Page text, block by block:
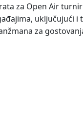
za Open Air turnir
uključujući i
za